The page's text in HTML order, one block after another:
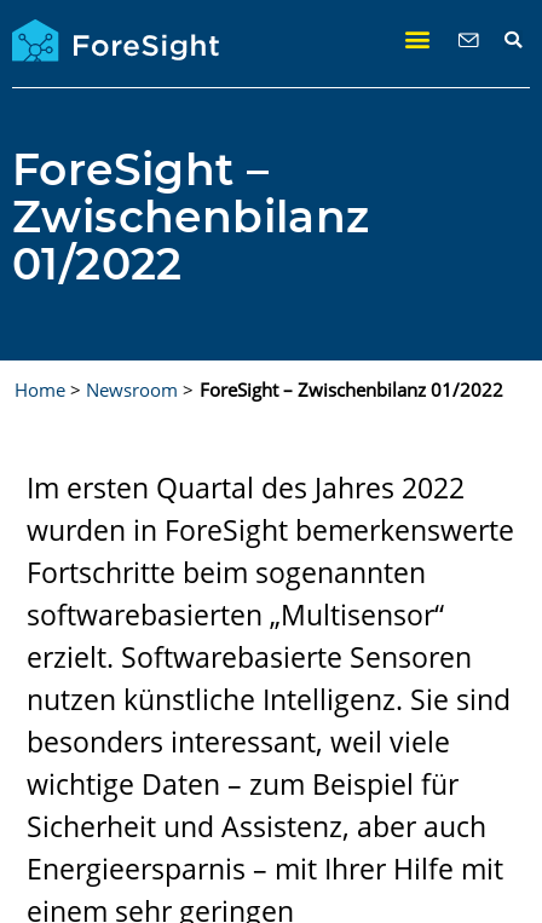
ForeSight –
Zwischenbilanz
01/2022
Home > Newsroom > ForeSight – Zwischenbilanz 01/2022
Im ersten Quartal des Jahres 2022
wurden in ForeSight bemerkenswerte
Fortschritte beim sogenannten
softwarebasierten „Multisensor“
erzielt. Softwarebasierte Sensoren
nutzen künstliche Intelligenz. Sie sind
besonders interessant, weil viele
wichtige Daten – zum Beispiel für
Sicherheit und Assistenz, aber auch
Energieersparnis – mit Ihrer Hilfe mit
einem sehr geringen